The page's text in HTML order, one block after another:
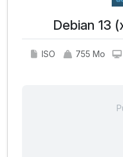
Debian 13
ISO 755 Mo